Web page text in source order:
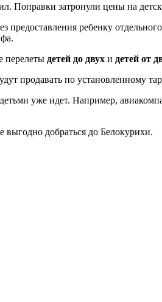
затронули цены на
ребенку отдельного
перелеты детей до двух и детей от
продавать по установленному
уже идет. Например,
добраться до Белокурихи.